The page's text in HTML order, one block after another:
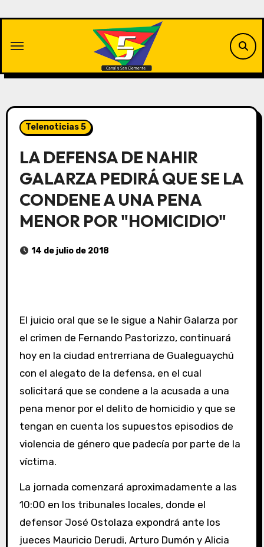
contenido
Telenoticias 5
LA DEFENSA DE NAHIR
GALARZA PEDIRÁ QUE SE LA
CONDENE A UNA PENA
MENOR POR "HOMICIDIO"
14 de julio de 2018
El juicio oral que se le sigue a Nahir Galarza por
el crimen de Fernando Pastorizzo, continuará
hoy en la ciudad entrerriana de Gualeguaychú
con el alegato de la defensa, en el cual
solicitará que se condene a la acusada a una
pena menor por el delito de homicidio y que se
tengan en cuenta los supuestos episodios de
violencia de género que padecía por parte de la
víctima.
La jornada comenzará aproximadamente a las
10:00 en los tribunales locales, donde el
defensor José Ostolaza expondrá ante los
jueces Mauricio Derudi, Arturo Dumón y Alicia